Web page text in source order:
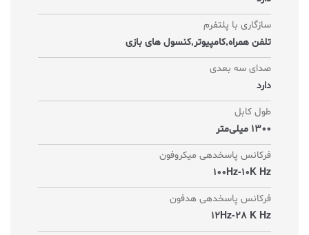
سازگاری با پلتفرم
تلفن همراه,کامپیوتر,کنسول های بازی
صدای سه بعدی
دارد
طول کابل
1300 میلی‌متر
فرکانس پاسخدهی میکروفون
100Hz-10K Hz
فرکانس پاسخدهی هدفون
12Hz-28 K Hz